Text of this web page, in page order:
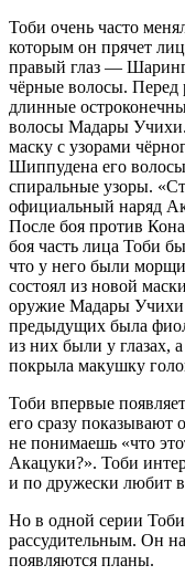
Тоби очень часто
которым он прячет
правый глаз —
чёрные волосы.
длинные
волосы Мадары
маску с узорами
Шиппудена его
спиральные узоры.
официальный наряд
После боя против
боя часть лица Тоби
что у него были
состоял из новой
оружие Мадары Учихи
предыдущих была
из них были у глазах,
покрыла макушку
Тоби впервые
его сразу показывают
не понимаешь «что
Акацуки?». Тоби
и по дружески любит
Но в одной серии
рассудительным. Он
появляются планы.